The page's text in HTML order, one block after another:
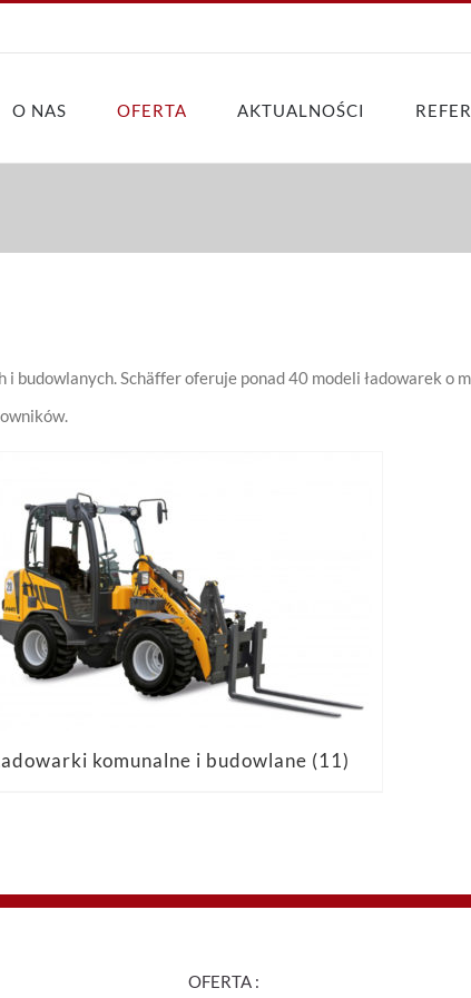
O NAS OFERTA AKTUALNOŚCI
budowlanych. Schäffer oferuje ponad 40 modeli ładowarek o
komunalne i budowlane (11)
OFERTA :